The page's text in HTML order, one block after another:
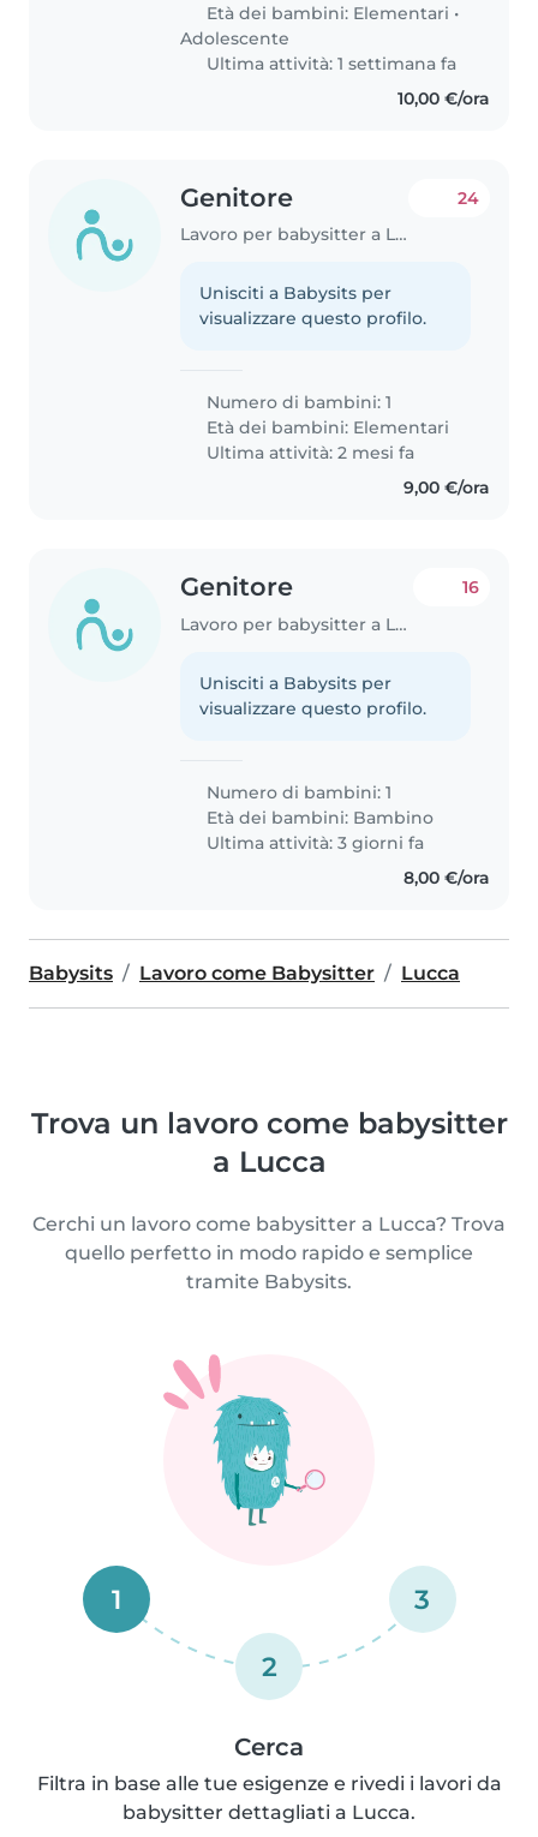
Età dei bambini: Elementari •
Adolescente
Ultima attività: 1 settimana fa
10,00 €/ora
Genitore
Lavoro per babysitter a Lucca
24
Unisciti a Babysits per
visualizzare questo profilo.
Numero di bambini: 1
Età dei bambini: Elementari
Ultima attività: 2 mesi fa
9,00 €/ora
Genitore
Lavoro per babysitter a Lucca
16
Unisciti a Babysits per
visualizzare questo profilo.
Numero di bambini: 1
Età dei bambini: Bambino
Ultima attività: 3 giorni fa
8,00 €/ora
Babysits Lavoro come Babysitter Lucca
Trova un lavoro come babysitter
a Lucca
Cerchi un lavoro come babysitter a Lucca? Trova
quello perfetto in modo rapido e semplice
tramite Babysits.
1
2
3
Cerca
Filtra in base alle tue esigenze e rivedi i lavori da
babysitter dettagliati a Lucca.